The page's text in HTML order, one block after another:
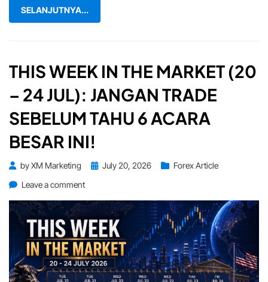
SELANJUTNYA...
THIS WEEK IN THE MARKET (20
– 24 JUL): JANGAN TRADE
SEBELUM TAHU 6 ACARA
BESAR INI!
byXM Marketing
PostedJuly 20, 2026
Forex Article
Leave a commenton
Week
in
the
Market
(20
–